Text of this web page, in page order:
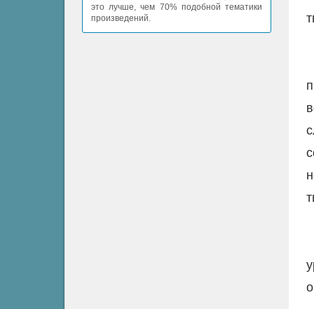
это лучше, чем 70% подобной тематики
произведений.